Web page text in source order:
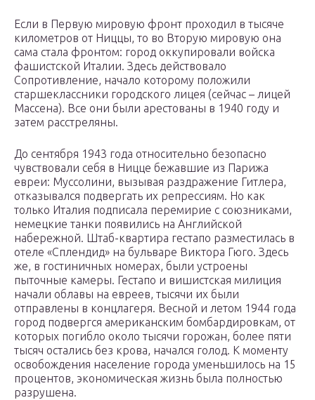
Если в Первую мировую фронт проходил в тысяче
километров от Ниццы, то во Вторую мировую она
сама стала фронтом: город оккупировали войска
фашистской Италии. Здесь действовало
Сопротивление, начало которому положили
старшеклассники городского лицея (сейчас – лицей
Массена). Все они были арестованы в 1940 году и
затем расстреляны.
До сентября 1943 года относительно безопасно
чувствовали себя в Ницце бежавшие из Парижа
евреи: Муссолини, вызывая раздражение Гитлера,
отказывался подвергать их репрессиям. Но как
только Италия подписала перемирие с союзниками,
немецкие танки появились на Английской
набережной. Штаб-квартира гестапо разместилась в
отеле «Сплендид» на бульваре Виктора Гюго. Здесь
же, в гостиничных номерах, были устроены
пыточные камеры. Гестапо и вишистская милиция
начали облавы на евреев, тысячи их были
отправлены в концлагеря. Весной и летом 1944 года
город подвергся американским бомбардировкам, от
которых погибло около тысячи горожан, более пяти
тысяч остались без крова, начался голод. К моменту
освобождения население города уменьшилось на 15
процентов, экономическая жизнь была полностью
разрушена.